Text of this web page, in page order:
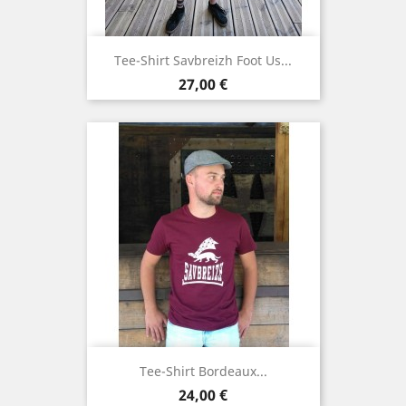
Tee-Shirt Savbreizh Foot Us...
Prix
27,00 €
Tee-Shirt Bordeaux...
Prix
24,00 €